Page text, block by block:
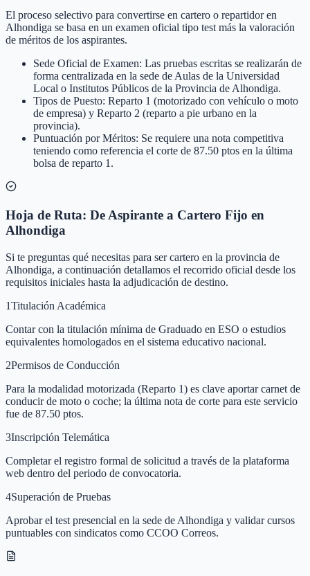
El proceso selectivo para convertirse en cartero o repartidor en
Alhondiga se basa en un examen oficial tipo test más la valoración
de méritos de los aspirantes.
Sede Oficial de Examen: Las pruebas escritas se realizarán de
forma centralizada en la sede de Aulas de la Universidad
Local o Institutos Públicos de la Provincia de Alhondiga.
Tipos de Puesto: Reparto 1 (motorizado con vehículo o moto
de empresa) y Reparto 2 (reparto a pie urbano en la
provincia).
Puntuación por Méritos: Se requiere una nota competitiva
teniendo como referencia el corte de 87.50 ptos en la última
bolsa de reparto 1.
Hoja de Ruta: De Aspirante a Cartero Fijo en
Alhondiga
Si te preguntas qué necesitas para ser cartero en la provincia de
Alhondiga, a continuación detallamos el recorrido oficial desde los
requisitos iniciales hasta la adjudicación de destino.
1Titulación Académica
Contar con la titulación mínima de Graduado en ESO o estudios
equivalentes homologados en el sistema educativo nacional.
2Permisos de Conducción
Para la modalidad motorizada (Reparto 1) es clave aportar carnet de
conducir de moto o coche; la última nota de corte para este servicio
fue de 87.50 ptos.
3Inscripción Telemática
Completar el registro formal de solicitud a través de la plataforma
web dentro del periodo de convocatoria.
4Superación de Pruebas
Aprobar el test presencial en la sede de Alhondiga y validar cursos
puntuables con sindicatos como CCOO Correos.